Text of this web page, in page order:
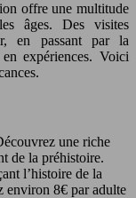
offre une multitude
âges. Des visites
en passant par la
expériences. Voici
une riche
de la préhistoire.
l’histoire de la
environ 8€ par adulte